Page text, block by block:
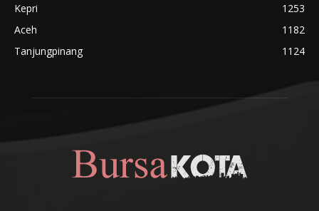
Kepri
1253
Aceh
1182
Tanjungpinang
1124